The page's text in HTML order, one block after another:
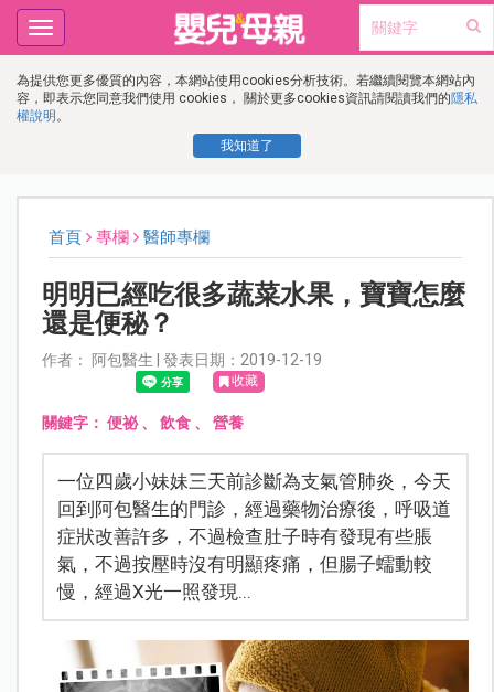
為提供您更多優質的內容，本網站使用cookies分析技術。若繼續閱覽本網站內
容，即表示您同意我們使用 cookies， 關於更多cookies資訊請閱讀我們的隱私
權說明 。
我知道了
Toggle
navigation
首頁 專欄 醫師專欄
明明已經吃很多蔬菜水果，寶寶怎麼
還是便秘？
作者： 阿包醫生 | 發表日期：2019-12-19
收藏
關鍵字： 便祕、 飲食、 營養
一位四歲小妹妹三天前診斷為支氣管肺炎，今天
回到阿包醫生的門診，經過藥物治療後，呼吸道
症狀改善許多，不過檢查肚子時有發現有些脹
氣，不過按壓時沒有明顯疼痛，但腸子蠕動較
慢，經過X光一照發現...